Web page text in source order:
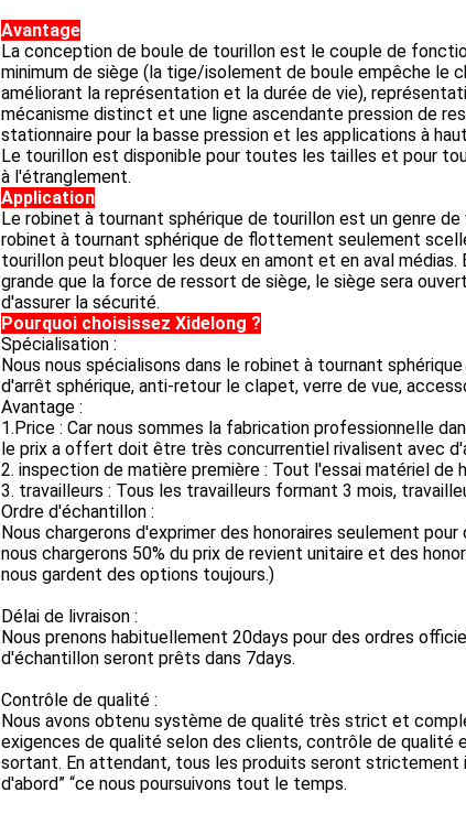
Avantage
La conception de boule de tourillon est le couple de
minimum de siège (la tige/isolement de boule empêche le
améliorant la représentation et la durée de vie),
mécanisme distinct et une ligne ascendante pression de
stationnaire pour la basse pression et les applications à
Le tourillon est disponible pour toutes les tailles et pour
à l'étranglement.
Application
Le robinet à tournant sphérique de tourillon est un genre
robinet à tournant sphérique de flottement seulement
tourillon peut bloquer les deux en amont et en aval
grande que la force de ressort de siège, le siège sera
d'assurer la sécurité.
Pourquoi choisissez Xidelong ?
Spécialisation :
Nous nous spécialisons dans le robinet à tournant
d'arrêt sphérique, anti-retour le clapet, verre de vue,
Avantage :
1.Price : Car nous sommes la fabrication professionnelle
le prix a offert doit être très concurrentiel rivalisent avec
2. inspection de matière première : Tout l'essai matériel de
3. travailleurs : Tous les travailleurs formant 3 mois,
Ordre d'échantillon :
Nous chargerons d'exprimer des honoraires seulement
nous chargerons 50% du prix de revient unitaire et des
nous gardent des options toujours.)
Délai de livraison :
Nous prenons habituellement 20days pour des ordres
d'échantillon seront prêts dans 7days.
Contrôle de qualité :
Nous avons obtenu système de qualité très strict et
exigences de qualité selon des clients, contrôle de
sortant. En attendant, tous les produits seront strictement
d'abord” “ce nous poursuivons tout le temps.